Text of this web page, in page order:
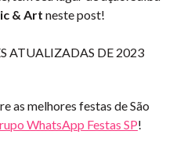
& Art neste post!
ATUALIZADAS DE 2023
as melhores festas de São
WhatsApp Festas SP!